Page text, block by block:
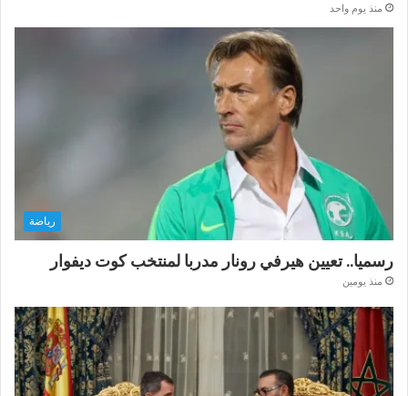
منذ يوم واحد
رياضة
رسميا.. تعيين هيرفي رونار مدربا لمنتخب كوت ديفوار
منذ يومين